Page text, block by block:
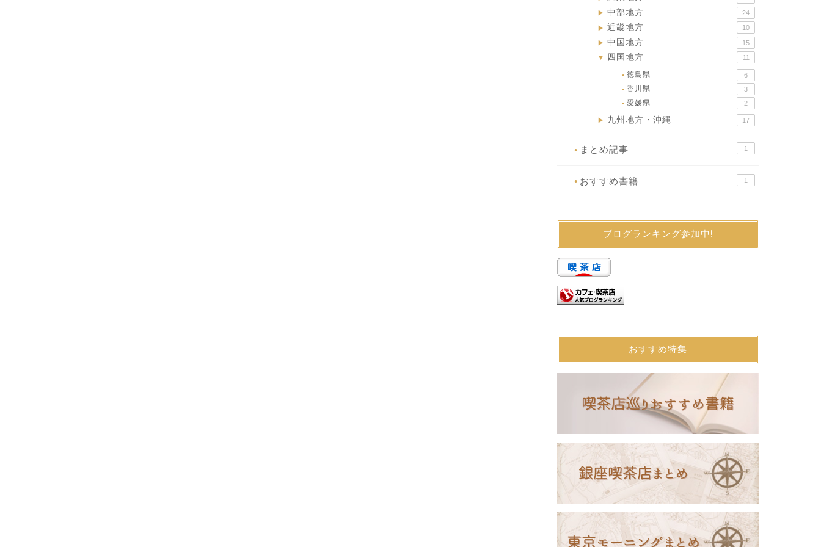
▶ 中部地方 24
▶ 近畿地方 10
▶ 中国地方 15
▼ 四国地方 11
● 徳島県 6
● 香川県 3
● 愛媛県 2
▶ 九州地方・沖縄 17
● まとめ記事 1
● おすすめ書籍 1
ブログランキング参加中!
おすすめ特集